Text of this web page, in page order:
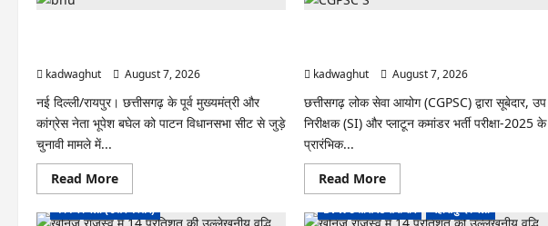
kadwaghut
August 7, 2026
नई दिल्ली/रायपुर। छत्तीसगढ़ के पूर्व मुख्यमंत्री और
कांग्रेस नेता भूपेश बघेल को पाटन विधानसभा सीट से जुड़े
चुनावी मामले में...
Read MoreRead
more
CG
kadwaghut
August 7, 2026
छत्तीसगढ़ लोक सेवा आयोग (CGPSC) द्वारा सूबेदार, उप
निरीक्षक (SI) और प्लाटून कमांडर भर्ती परीक्षा-2025 के
प्रारंभिक...
Read MoreRead
more
CGPSC
DPR छत्तीसगढ समाचार
कांकेर जिला (उत्तर बस्तर)
DPR छत्तीसगढ समाचार
महासमुन्द जिला